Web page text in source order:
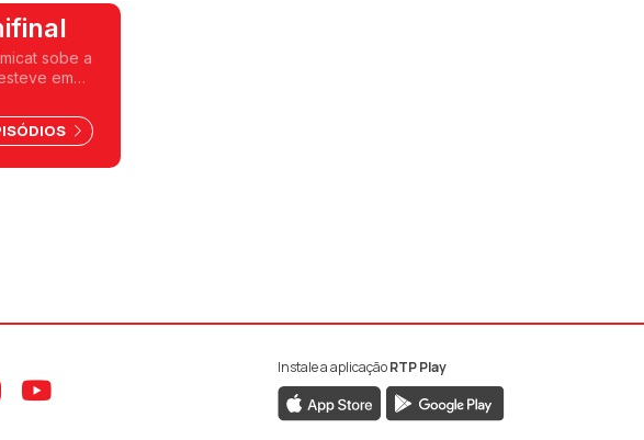
sobe a
em
ao Facebook da RTP Antena 1
Aceder ao Instagram da RTP Antena 1
Aceder ao YouTube da RTP Antena 1
Instale a aplicaçãoRTP Play